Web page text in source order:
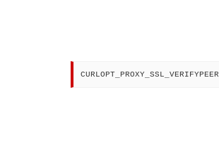
CURLOPT_PROXY_SSL_VERIFYPEER